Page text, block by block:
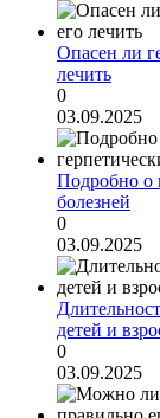
Опасен ли
лечить
0
03.09.2025
Подробно о
болезней
0
03.09.2025
детей и
0
03.09.2025